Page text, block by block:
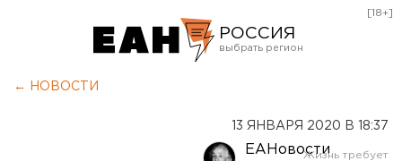
РОССИЯ
[18+]
← НОВОСТИ
13 ЯНВАРЯ 2020 В 18:37
ЕАНовости